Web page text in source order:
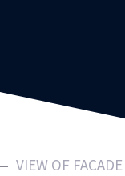
VIEW OF FACADE